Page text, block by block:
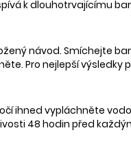
k dlouhotrvajícímu
návod. Smíchejte
Pro nejlepší výsledky
ihned vypláchněte
48 hodin před